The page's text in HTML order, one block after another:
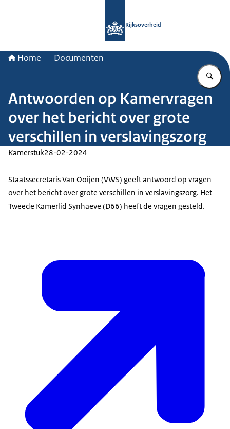
Rijksoverheid
Home Documenten
Antwoorden op Kamervragen
over het bericht over grote
verschillen in verslavingszorg
Kamerstuk28-02-2024
Staatssecretaris Van Ooijen (VWS) geeft antwoord op vragen
over het bericht over grote verschillen in verslavingszorg. Het
Tweede Kamerlid Synhaeve (D66) heeft de vragen gesteld.